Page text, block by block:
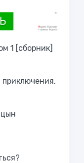
1 [сборник]